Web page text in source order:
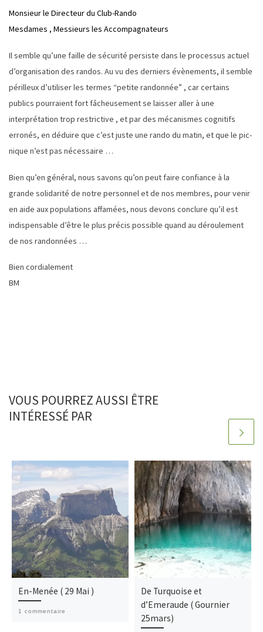
Monsieur le Directeur du Club-Rando
Mesdames , Messieurs les Accompagnateurs
Il semble qu’une faille de sécurité persiste dans le processus actuel
d’organisation des randos. Au vu des derniers évènements, il semble
périlleux d’utiliser les termes “petite randonnée” , car certains
publics pourraient fort fâcheusement se laisser aller à une
interprétation trop restrictive , et par des mécanismes cognitifs
erronés, en déduire que c’est juste une rando du matin, et que le pic-
nique n’est pas nécessaire …
Bien qu’en général, nous savons qu’on peut faire confiance à la
grande solidarité de notre personnel et de nos membres, pour venir
en aide aux populations affamées, nous devons conclure qu’il est
indispensable d’être le plus précis possible quand au déroulement
de nos randonnées …
Bien cordialement
BM
VOUS POURREZ AUSSI ÊTRE
INTÉRESSÉ PAR
En-Menée ( 29 Mai )
1 commentaire
De Turquoise et
d’Emeraude ( Gournier
25mars)